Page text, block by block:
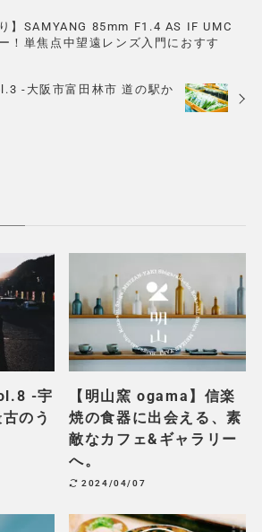
】SAMYANG 85mm F1.4 AS IF UMC
！単焦点中望遠レンズ入門におすす